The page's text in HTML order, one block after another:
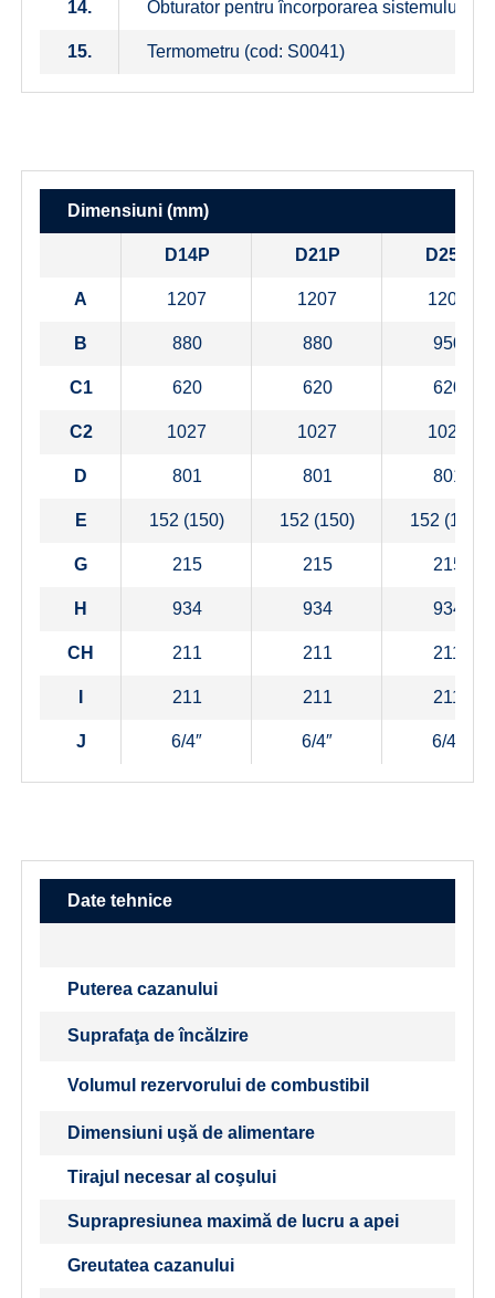
14. Obturator pentru încorporarea sistemului de
15. Termometru (cod: S0041)
Dimensiuni (mm)
D14P D21P D25P
A 1207 1207 1207
B 880 880 950
C1 620 620 620
C2 1027 1027 1027
D 801 801 801
E 152 (150) 152 (150) 152 (150)
G 215 215 215
H 934 934 934
CH 211 211 211
211 211 211
J 6/4″ 6/4″ 6/4″
Date tehnice
Puterea cazanului
Suprafaţa de încălzire
Volumul rezervorului de combustibil
Dimensiuni uşă de alimentare
Tirajul necesar al coşului
Suprapresiunea maximă de lucru a apei
Greutatea cazanului